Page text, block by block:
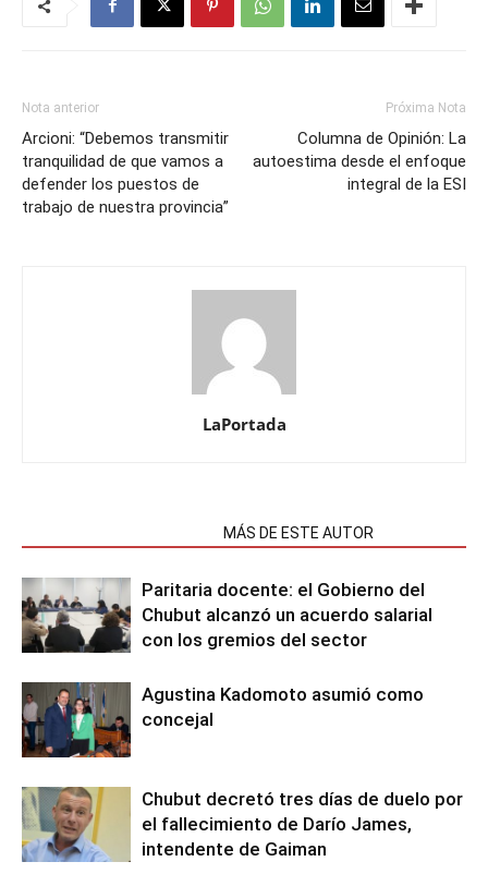
Nota anterior
Arcioni: “Debemos transmitir
tranquilidad de que vamos a
defender los puestos de
trabajo de nuestra provincia”
Próxima Nota
Columna de Opinión: La
autoestima desde el enfoque
integral de la ESI
LaPortada
MÁS DE ESTE AUTOR
Paritaria docente: el Gobierno del
Chubut alcanzó un acuerdo salarial
con los gremios del sector
Agustina Kadomoto asumió como
concejal
Chubut decretó tres días de duelo por
el fallecimiento de Darío James,
intendente de Gaiman